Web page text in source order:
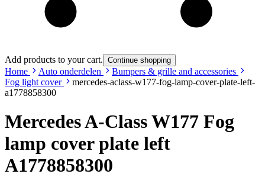
Add products to your cart. Continue shopping
Home Auto onderdelen
Bumpers & grille and accessories
Fog light cover
mercedes-aclass-w177-fog-lamp-cover-plate-left-
a1778858300
Mercedes A-Class W177 Fog
lamp cover plate left
A1778858300